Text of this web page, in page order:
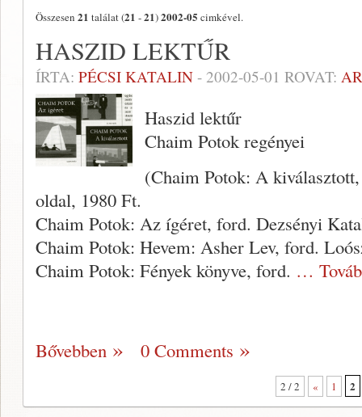
Összesen 21 találat (21 -21)2002-05 cimkével.
HASZID LEKTŰR
ÍRTA: PÉCSI KATALIN - 2002-05-01 ROVAT:
Haszid lektűr
Chaim Potok regényei
(Chaim Potok: A
oldal, 1980 Ft.
Chaim Potok: Az ígéret, ford. Dezsé­nyi
Chaim Potok: Hevem: Asher Lev, ford.
Chaim Potok: Fények könyve, ford. …
Bővebben 0 Comments
2 / 2 « 1 2